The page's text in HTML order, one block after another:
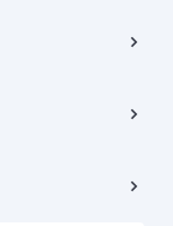
트리빌딩) B동 5층
8층 미소
에게 있습니다.